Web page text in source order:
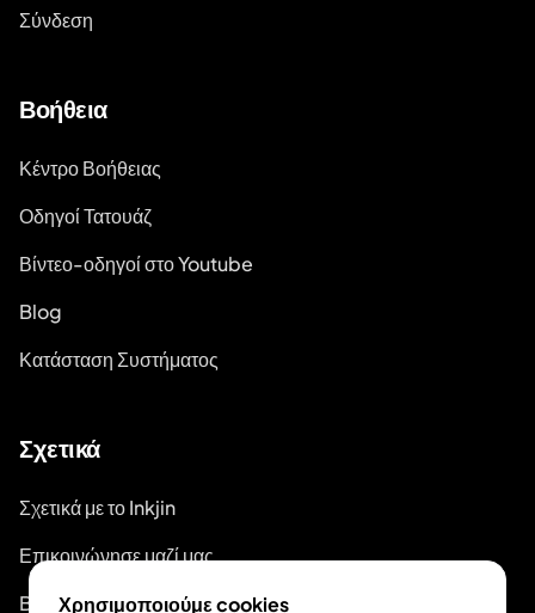
Σύνδεση
Βοήθεια
Κέντρο Βοήθειας
Οδηγοί Τατουάζ
Βίντεο-οδηγοί στο Youtube
Blog
Κατάσταση Συστήματος
Σχετικά
Σχετικά με το Inkjin
Επικοινώνησε μαζί μας
Branding Kit
Χρησιμοποιούμε cookies